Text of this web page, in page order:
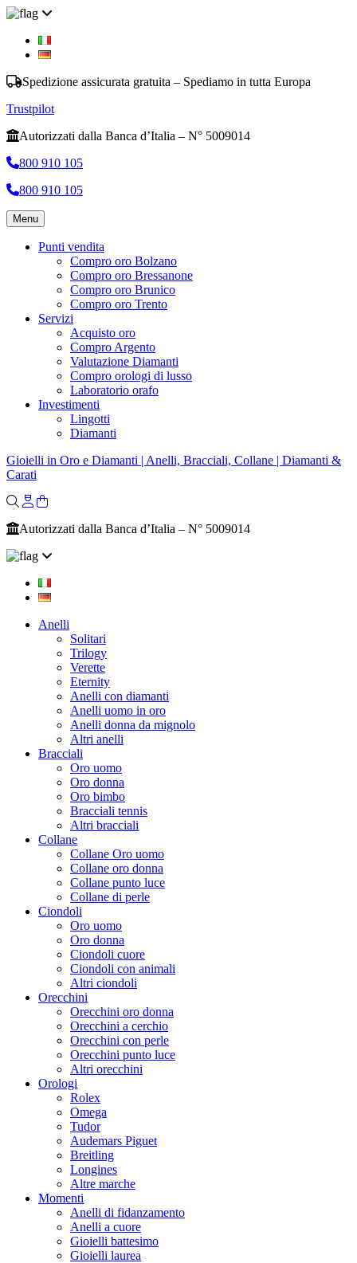
Spedizione assicurata gratuita – Spediamo in tutta Europa
Trustpilot
Autorizzati dalla Banca d’Italia – N° 5009014
800 910 105
800 910 105
Menu
Punti vendita
Compro oro Bolzano
Compro oro Bressanone
Compro oro Brunico
Compro oro Trento
Servizi
Acquisto oro
Compro Argento
Valutazione Diamanti
Compro orologi di lusso
Laboratorio orafo
Investimenti
Lingotti
Diamanti
Gioielli in Oro e Diamanti | Anelli, Bracciali, Collane | Diamanti &
Carati
Autorizzati dalla Banca d’Italia – N° 5009014
Anelli
Solitari
Trilogy
Verette
Eternity
Anelli con diamanti
Anelli uomo in oro
Anelli donna da mignolo
Altri anelli
Bracciali
Oro uomo
Oro donna
Oro bimbo
Bracciali tennis
Altri bracciali
Collane
Collane Oro uomo
Collane oro donna
Collane punto luce
Collane di perle
Ciondoli
Oro uomo
Oro donna
Ciondoli cuore
Ciondoli con animali
Altri ciondoli
Orecchini
Orecchini oro donna
Orecchini a cerchio
Orecchini con perle
Orecchini punto luce
Altri orecchini
Orologi
Rolex
Omega
Tudor
Audemars Piguet
Breitling
Longines
Altre marche
Momenti
Anelli di fidanzamento
Anelli a cuore
Gioielli battesimo
Gioielli laurea